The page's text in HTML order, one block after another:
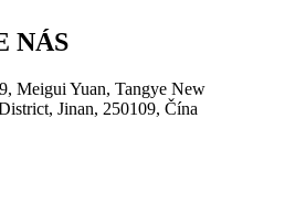
NÁS
Meigui Yuan, Tangye New
Jinan, 250109, Čína